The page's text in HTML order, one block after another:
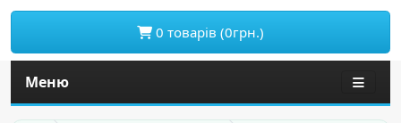
0 товарів (0грн.)
Меню